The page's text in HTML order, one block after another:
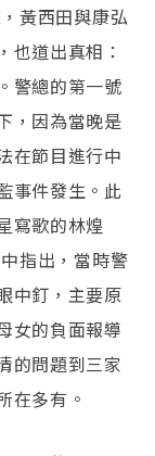
黃西田與康弘
也道出真相：
警總的第一號
，因為當晚是
在節目進行中
事件發生。此
寫歌的林煌
指出，當時警
中釘，主要原
女的負面報導
的問題到三家
在多有。